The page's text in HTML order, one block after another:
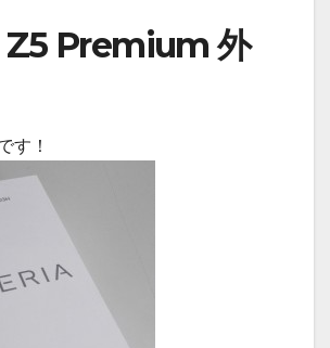
Premium 外
す！